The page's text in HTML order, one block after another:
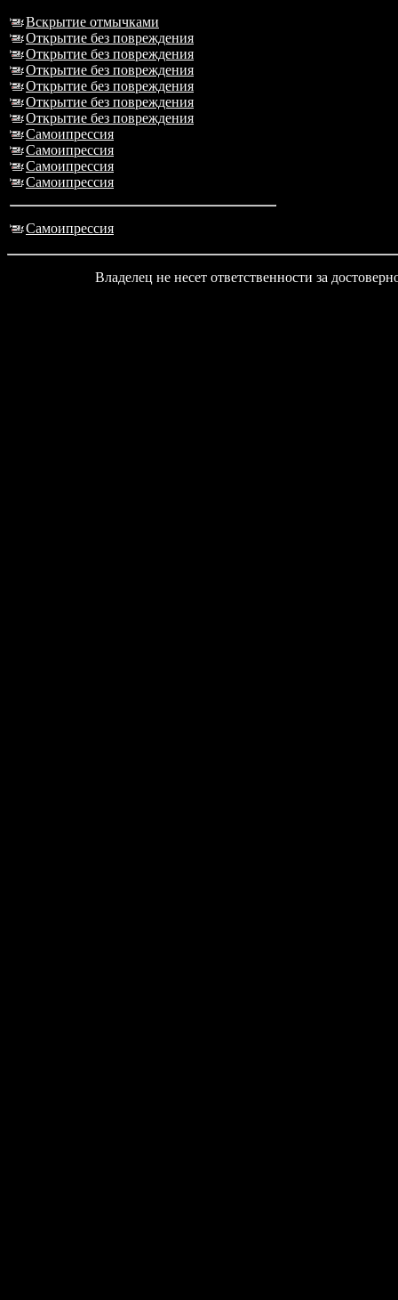
Вскрытие отмычками
Открытие без повреждения
Открытие без повреждения
Открытие без повреждения
Открытие без повреждения
Открытие без повреждения
Открытие без повреждения
Самоипрессия
Самоипрессия
Самоипрессия
Самоипрессия
Самоипрессия
Владелец не несет ответственности за